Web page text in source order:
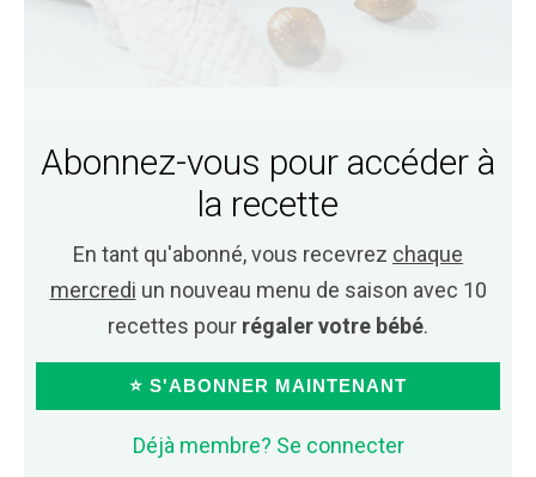
Abonnez-vous pour accéder à
la recette
En tant qu'abonné, vous recevrez chaque
mercredi un nouveau menu de saison avec 10
recettes pour régaler votre bébé.
⭐ S'ABONNER MAINTENANT
Déjà membre? Se connecter